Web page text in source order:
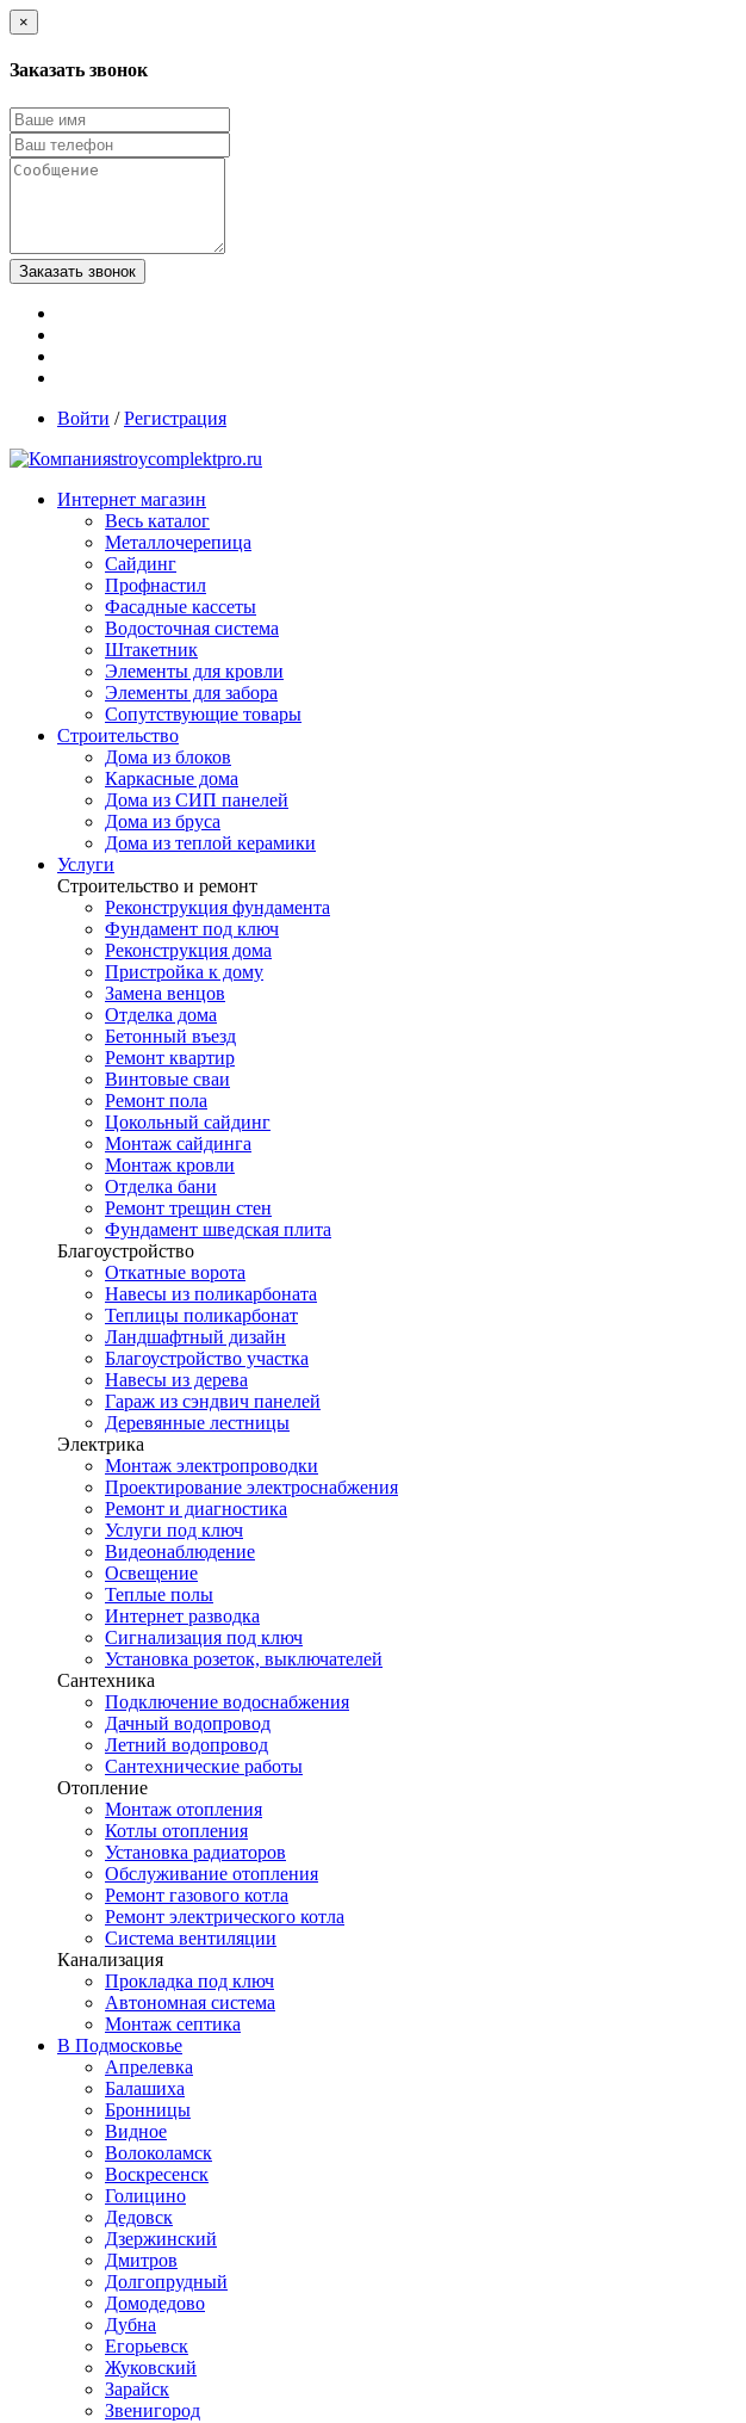
×
Заказать звонок
Войти /Регистрация
stroycomplektpro.ru
Интернет магазин
Весь каталог
Металлочерепица
Сайдинг
Профнастил
Фасадные кассеты
Водосточная система
Штакетник
Элементы для кровли
Элементы для забора
Сопутствующие товары
Строительство
Дома из блоков
Каркасные дома
Дома из СИП панелей
Дома из бруса
Дома из теплой керамики
Услуги
Строительство и ремонт
Реконструкция фундамента
Фундамент под ключ
Реконструкция дома
Пристройка к дому
Замена венцов
Отделка дома
Бетонный въезд
Ремонт квартир
Винтовые сваи
Ремонт пола
Цокольный сайдинг
Монтаж сайдинга
Монтаж кровли
Отделка бани
Ремонт трещин стен
Фундамент шведская плита
Благоустройство
Откатные ворота
Навесы из поликарбоната
Теплицы поликарбонат
Ландшафтный дизайн
Благоустройство участка
Навесы из дерева
Гараж из сэндвич панелей
Деревянные лестницы
Электрика
Монтаж электропроводки
Проектирование электроснабжения
Ремонт и диагностика
Услуги под ключ
Видеонаблюдение
Освещение
Теплые полы
Интернет разводка
Сигнализация под ключ
Установка розеток, выключателей
Сантехника
Подключение водоснабжения
Дачный водопровод
Летний водопровод
Сантехнические работы
Отопление
Монтаж отопления
Котлы отопления
Установка радиаторов
Обслуживание отопления
Ремонт газового котла
Ремонт электрического котла
Система вентиляции
Канализация
Прокладка под ключ
Автономная система
Монтаж септика
В Подмосковье
Апрелевка
Балашиха
Бронницы
Видное
Волоколамск
Воскресенск
Голицино
Дедовск
Дзержинский
Дмитров
Долгопрудный
Домодедово
Дубна
Егорьевск
Жуковский
Зарайск
Звенигород